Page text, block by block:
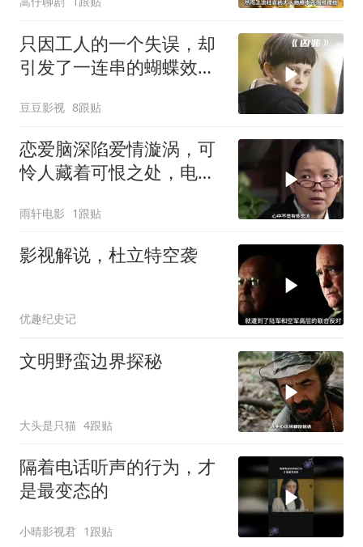
只因工人的一个失误，却
引发了一连串的蝴蝶效
豆豆影视 8跟贴
恋爱脑深陷爱情漩涡，可
怜人藏着可恨之处，电影
雨轩电影 1跟贴
影视解说，杜立特空袭
优趣纪史记
文明野蛮边界探秘
大头是只猫 4跟贴
隔着电话听声的行为，才
是最变态的
小晴影视君 1跟贴